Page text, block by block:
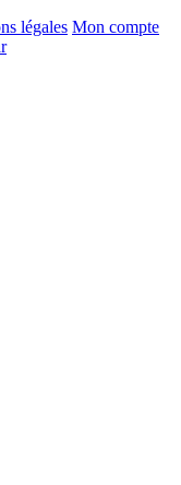
légales Mon compte